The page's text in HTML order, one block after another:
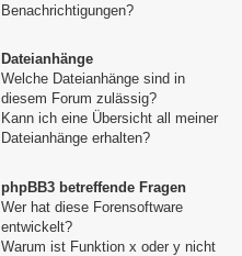
Benachrichtigungen?
Dateianhänge
Welche Dateianhänge sind in
diesem Forum zulässig?
Kann ich eine Übersicht all meiner
Dateianhänge erhalten?
phpBB3 betreffende Fragen
Wer hat diese Forensoftware
entwickelt?
Warum ist Funktion x oder y nicht